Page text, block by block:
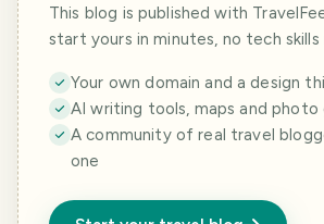
This blog is published with
start yours in minutes, no tech skills
Your own domain and a design
AI writing tools, maps and photo
A community of real travel
one